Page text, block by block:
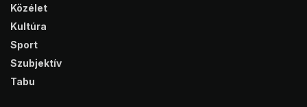
Közélet
Kultúra
Sport
Szubjektív
Tabu